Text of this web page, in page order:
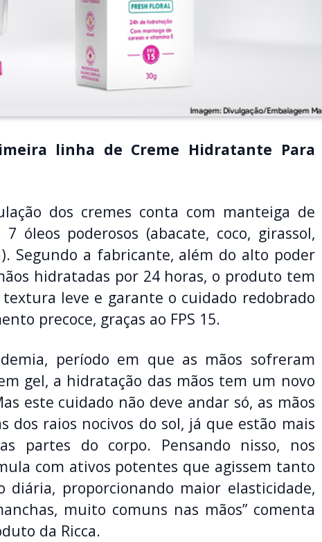
linha de Creme Hidratante Para
dos cremes conta com manteiga de
óleos poderosos (abacate, coco, girassol,
Segundo a fabricante, além do alto poder
hidratadas por 24 horas, o produto tem
leve e garante o cuidado redobrado
precoce, graças ao FPS 15.
período em que as mãos sofreram
gel, a hidratação das mãos tem um novo
este cuidado não deve andar só, as mãos
dos raios nocivos do sol, já que estão mais
partes do corpo. Pensando nisso, nos
com ativos potentes que agissem tanto
proporcionando maior elasticidade,
muito comuns nas mãos” comenta
da Ricca.